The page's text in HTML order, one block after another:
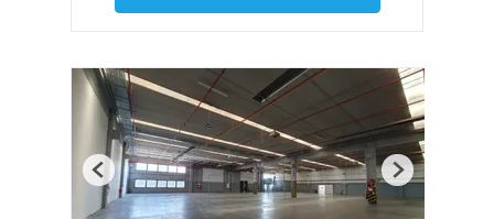
Previous Next